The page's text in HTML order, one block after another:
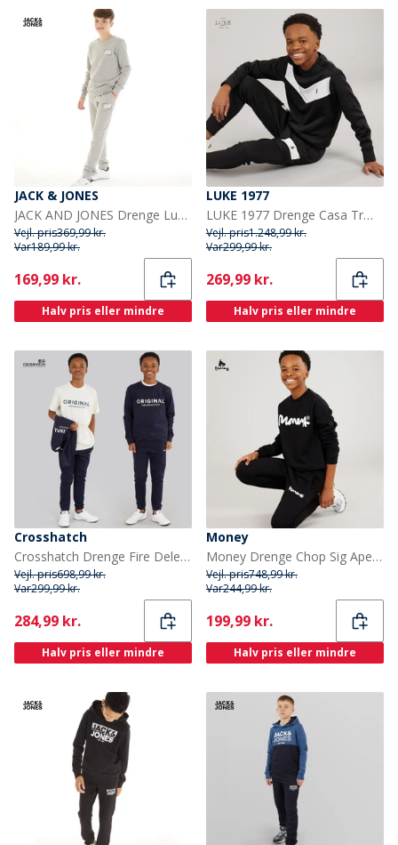
JACK & JONES
JACK AND JONES Drenge Luca Træningsdragt Alloy
Vejl. pris369,99 kr.
Var189,99 kr.
Current
169,99 kr.
Halv pris eller mindre
LUKE 1977
LUKE 1977 Drenge Casa Træningsdragt Sort/Hvid
Vejl. pris1.248,99 kr.
Var299,99 kr.
Current
269,99 kr.
Halv pris eller mindre
Crosshatch
Crosshatch Drenge Fire Dele Hættetrøje Sweatshirt T-shirt Og Joggingbukser Sæt Navy/Off White
Vejl. pris698,99 kr.
Var299,99 kr.
Current
284,99 kr.
Halv pris eller mindre
Money
Money Drenge Chop Sig Ape Crew Træningsdragt Sort
Vejl. pris748,99 kr.
Var244,99 kr.
Current
199,99 kr.
Halv pris eller mindre